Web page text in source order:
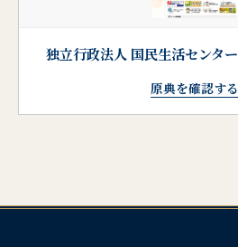
独立行政法人 国民生活センタ
原典を確認す